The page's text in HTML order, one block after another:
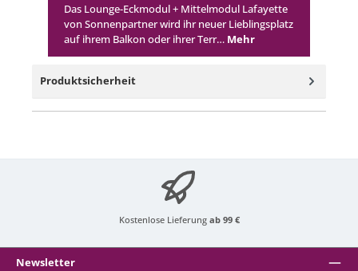
Das Lounge-Eckmodul + Mittelmodul Lafayette
von Sonnenpartner wird ihr neuer Lieblingsplatz
auf ihrem Balkon oder ihrer Terr… Mehr
Produktsicherheit
Kostenlose Lieferung ab 99 €
Newsletter